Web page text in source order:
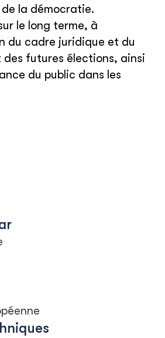
la démocratie.
le long terme, à
du cadre juridique et du
des futures élections, ainsi
du public dans les